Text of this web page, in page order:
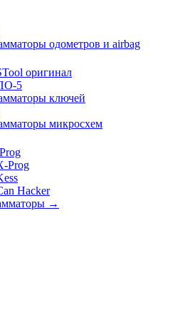
одометров и airbag
оригинал
5
ключей
микросхем
Prog
Hacker
→